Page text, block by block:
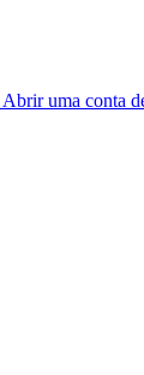
Abrir uma conta